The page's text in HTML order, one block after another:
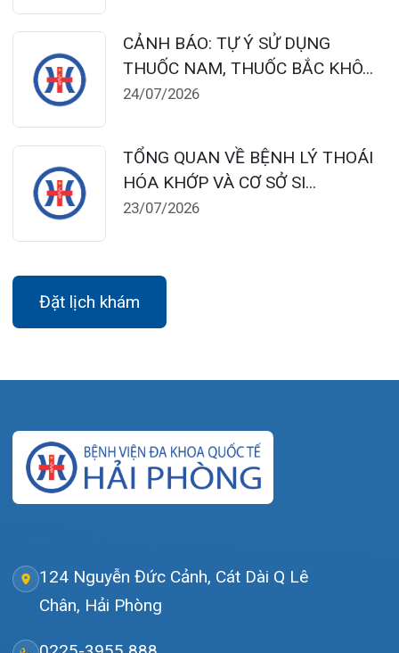
124 Nguyễn Đức Cảnh, Cát Dài Q Lê
Chân, Hải Phòng
0225-3955 888
0225-3951 115
dakhoaquocte.hih@gmail.com
Lịch làm việc:
Khoa Khám bệnh theo yêu cầu:
Khoa Khám bệnh: Thứ 2 – Thứ 6
Sáng: 07:00 – 12:00
Chiều: 13:30 – 16:30
Hải Phòng và khu vực vùng duyên hải Bắc
Gọi Tổng đài 0225-3955 888
Tra cứu kết quả xét nghiệm